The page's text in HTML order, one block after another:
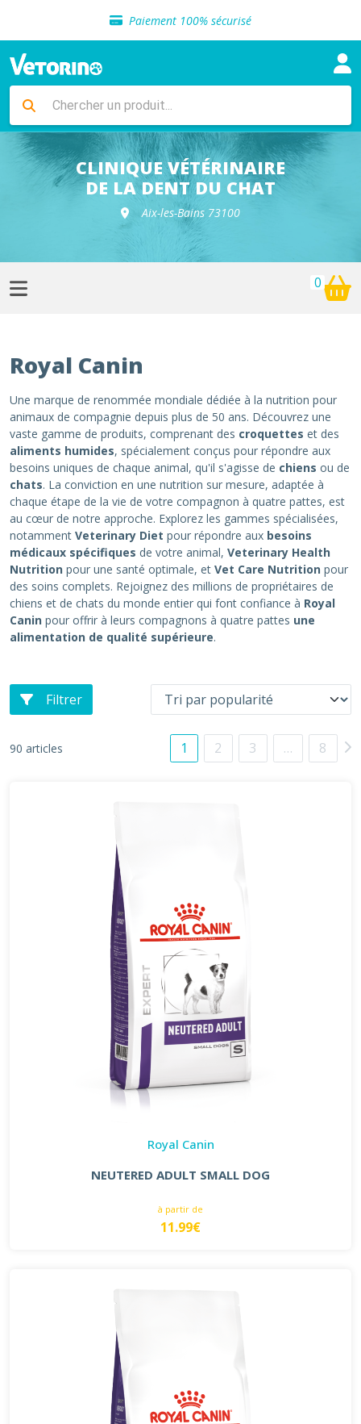
Paiement 100% sécurisé
Livraison gratuite en clinique vétérinaire
Sélection de croquettes vétérinaire
Livraison gratuite en clinique vétérinaire
Retour gratuit en clinique
Sélection de croquettes vétérinaire
CLINIQUE VÉTÉRINAIRE
DE LA DENT DU CHAT
Aix-les-Bains 73100
0
Royal Canin
Une marque de renommée mondiale dédiée à la nutrition pour
animaux de compagnie depuis plus de 50 ans. Découvrez une
vaste gamme de produits, comprenant des croquettes et des
aliments humides, spécialement conçus pour répondre aux
besoins uniques de chaque animal, qu'il s'agisse de chiens ou de
chats. La conviction en une nutrition sur mesure, adaptée à
chaque étape de la vie de votre compagnon à quatre pattes, est
au cœur de notre approche. Explorez les gammes spécialisées,
notamment Veterinary Diet pour répondre aux besoins
médicaux spécifiques de votre animal, Veterinary Health
Nutrition pour une santé optimale, et Vet Care Nutrition pour
des soins complets. Rejoignez des millions de propriétaires de
chiens et de chats du monde entier qui font confiance à Royal
Canin pour offrir à leurs compagnons à quatre pattes une
alimentation de qualité supérieure.
Filtrer
90 articles 1 2 3 … 8
Royal Canin
NEUTERED ADULT SMALL DOG
à partir de
11.99€